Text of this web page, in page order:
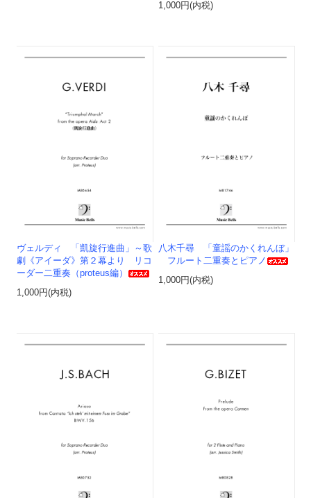
1,000円(内税)
ヴェルディ 「凱旋行進曲」～歌
劇《アイーダ》第２幕より リコ
ーダー二重奏（proteus編）
1,000円(内税)
八木千尋 「童謡のかくれんぼ」
フルート二重奏とピアノ
1,000円(内税)